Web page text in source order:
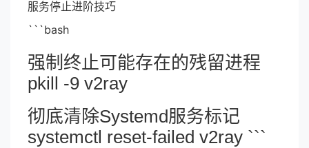
服务停止进阶技巧
```bash
强制终止可能存在的残留进程
pkill -9 v2ray
彻底清除Systemd服务标记
systemctl reset-failed v2ray ```